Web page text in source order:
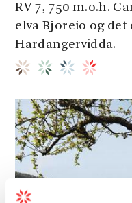
RV 7, 750 m.o.h.
elva Bjoreio og
Hardangervidda.